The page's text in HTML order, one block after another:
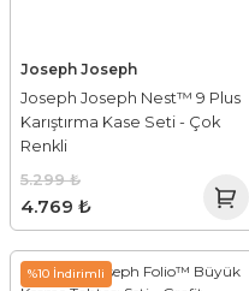
Joseph Joseph
Joseph Joseph Nest™ 9 Plus
Karıştırma Kase Seti - Çok
Renkli
4.769 ₺
5.299 ₺
%10 İndirimli